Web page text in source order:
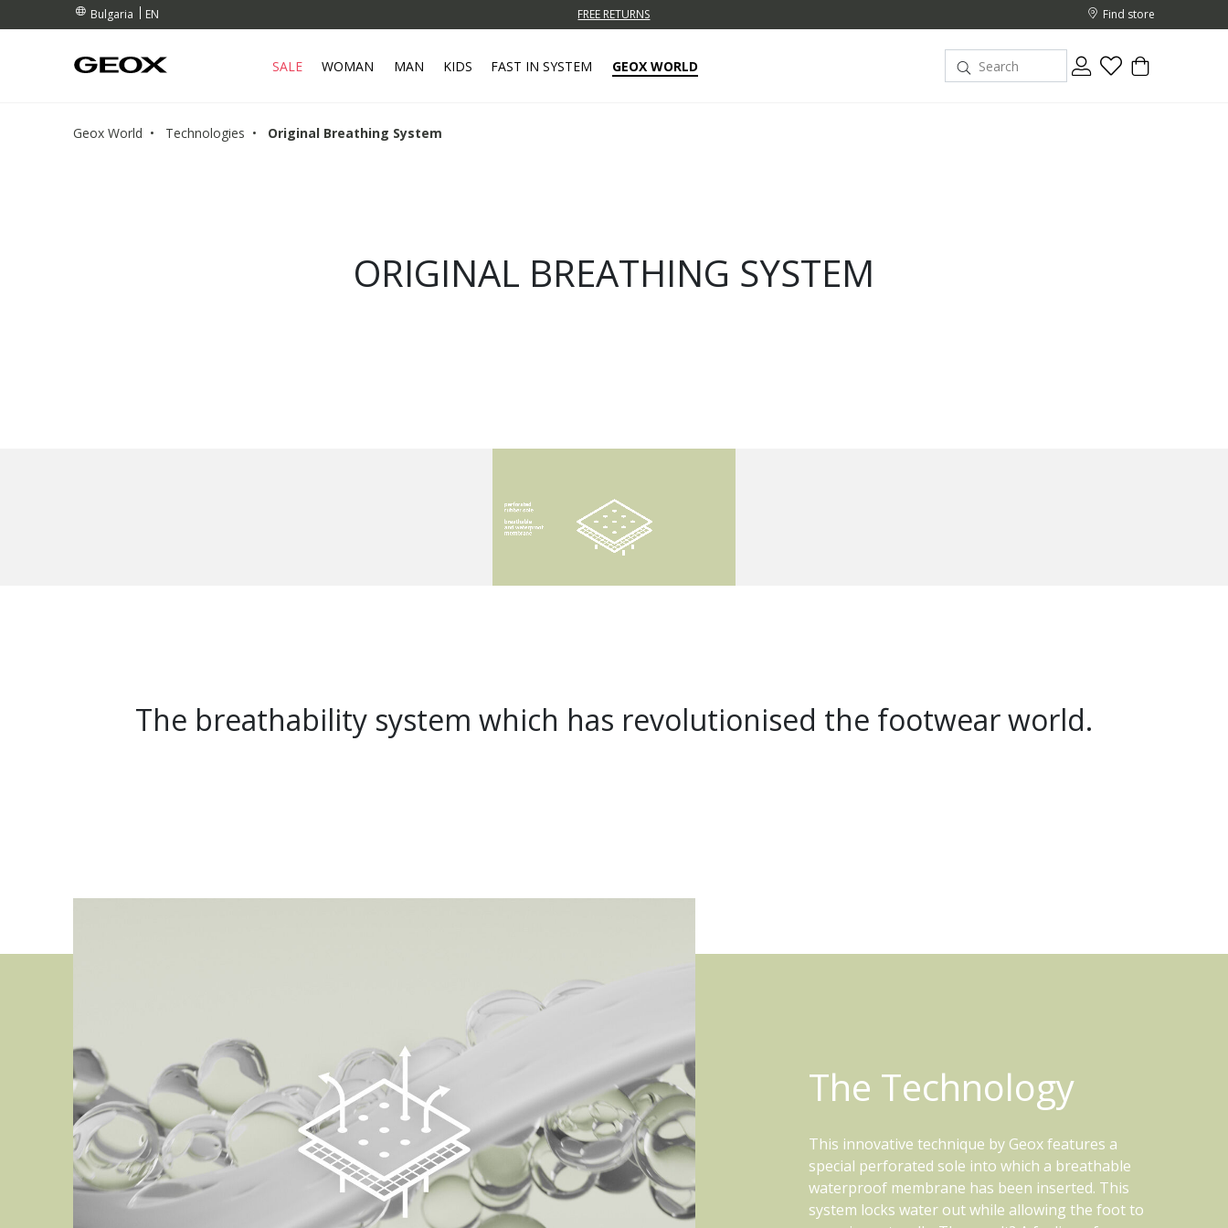
Bulgaria EN
OVER 99,00 € FREE RETURNS
FREE STANDARD DELIVERY FOR ORDERS OVER 99,00 € Find store
SALE WOMAN MAN KIDS FAST IN SYSTEM GEOX WORLD
Geox World Technologies Original Breathing System
ORIGINAL BREATHING SYSTEM
The breathability system which has revolutionised the footwear world.
The Technology
This innovative technique by Geox features a
special perforated sole into which a breathable
waterproof membrane has been inserted. This
system locks water out while allowing the foot to